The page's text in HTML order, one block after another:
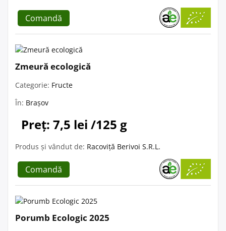
Comandă
Zmeură ecologică
Categorie: Fructe
În: Brașov
Preț: 7,5 lei /125 g
Produs și vândut de: Racoviță Berivoi S.R.L.
Comandă
Porumb Ecologic 2025